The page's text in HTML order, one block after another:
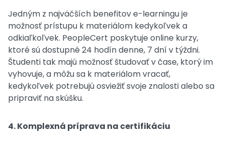
Jedným z najväčších benefitov e-learningu je
možnosť prístupu k materiálom kedykoľvek a
odkiaľkoľvek. PeopleCert poskytuje online kurzy,
ktoré sú dostupné 24 hodín denne, 7 dní v týždni.
Študenti tak majú možnosť študovať v čase, ktorý im
vyhovuje, a môžu sa k materiálom vracať,
kedykoľvek potrebujú osviežiť svoje znalosti alebo sa
pripraviť na skúšku.
4. Komplexná príprava na certifikáciu